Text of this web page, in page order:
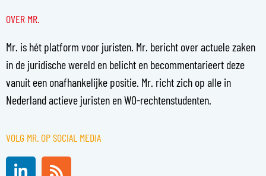
OVER MR.
Mr. is hét platform voor juristen. Mr. bericht over actuele zaken
in de juridische wereld en belicht en becommentarieert deze
vanuit een onafhankelijke positie. Mr. richt zich op alle in
Nederland actieve juristen en WO-rechtenstudenten.
VOLG MR. OP SOCIAL MEDIA
L R